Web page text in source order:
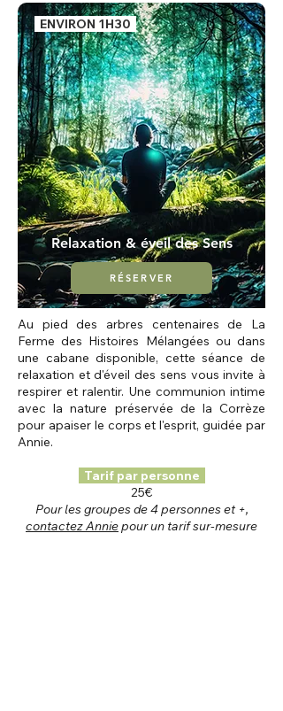
ENVIRON 1H30
Relaxation & éveil des Sens
RÉSERVER
Au pied des arbres centenaires de La
Ferme des Histoires Mélangées ou dans
une cabane disponible, cette séance de
relaxation et d'éveil des sens vous invite à
respirer et ralentir. Une communion intime
avec la nature préservée de la Corrèze
pour apaiser le corps et l'esprit, guidée par
Annie.
Tarif par personne
25€
Pour les groupes de 4 personnes et +,
contactez Anniepour un tarif sur-mesure